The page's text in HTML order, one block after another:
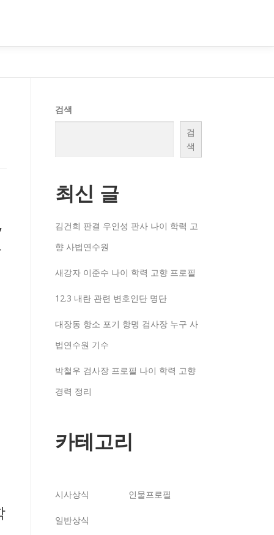
검색
검
색
최신 글
김건희 판결 우인성 판사 나이 학력 고
향 사법연수원
새강자 이준수 나이 학력 고향 프로필
12.3 내란 관련 변호인단 명단
대장동 항소 포기 항명 검사장 누구 사
법연수원 기수
박철우 검사장 프로필 나이 학력 고향
경력 정리
카테고리
시사상식 인물프로필
일반상식